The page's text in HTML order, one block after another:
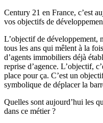
Century 21 en France, c’est
vos objectifs de
L’objectif de développement,
tous les ans qui mêlent à la
d’agents immobiliers déjà
reprise d’agence. L’objectif,
place pour ça. C’est un
symbolique de déplacer la
Quelles sont aujourd’hui les
dans ce métier ?